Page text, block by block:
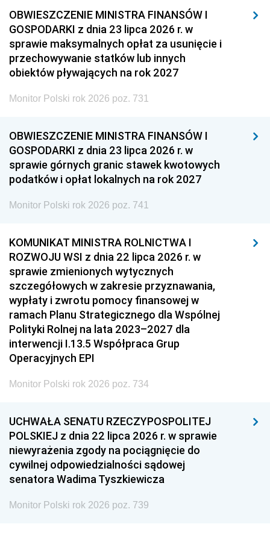
OBWIESZCZENIE MINISTRA FINANSÓW I
GOSPODARKI z dnia 23 lipca 2026 r. w
sprawie maksymalnych opłat za usunięcie i
przechowywanie statków lub innych
obiektów pływających na rok 2027
Monitor Polski rok 2026 poz. 731
OBWIESZCZENIE MINISTRA FINANSÓW I
GOSPODARKI z dnia 23 lipca 2026 r. w
sprawie górnych granic stawek kwotowych
podatków i opłat lokalnych na rok 2027
Monitor Polski rok 2026 poz. 741
KOMUNIKAT MINISTRA ROLNICTWA I
ROZWOJU WSI z dnia 22 lipca 2026 r. w
sprawie zmienionych wytycznych
szczegółowych w zakresie przyznawania,
wypłaty i zwrotu pomocy finansowej w
ramach Planu Strategicznego dla Wspólnej
Polityki Rolnej na lata 2023–2027 dla
interwencji I.13.5 Współpraca Grup
Operacyjnych EPI
Monitor Polski rok 2026 poz. 734
UCHWAŁA SENATU RZECZYPOSPOLITEJ
POLSKIEJ z dnia 22 lipca 2026 r. w sprawie
niewyrażenia zgody na pociągnięcie do
cywilnej odpowiedzialności sądowej
senatora Wadima Tyszkiewicza
Monitor Polski rok 2026 poz. 739